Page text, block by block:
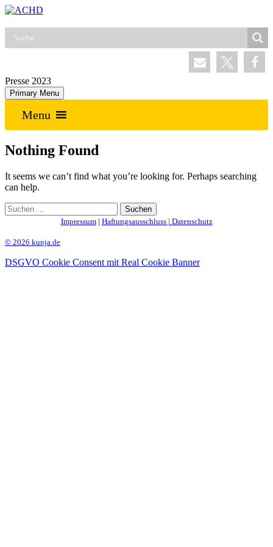
Skip
ACHD
Auferstehung Christi und Heilige Dreifaltigkeit
Presse 2023
Primary Menu
Menu
Nothing Found
It seems we can’t find what you’re looking for. Perhaps searching
can help.
Suchen
nach:
Impressum| Haftungsausschluss | Datenschutz
© 2026 kunja.de
DSGVO Cookie Consent mit Real Cookie Banner